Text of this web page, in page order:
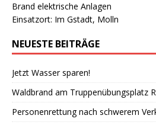
Brand elektrische Anlagen
Einsatzort: Im Gstadt, Molln
NEUESTE BEITRÄGE
Jetzt Wasser sparen!
Waldbrand am Truppenübungsplatz
Personenrettung nach schwerem